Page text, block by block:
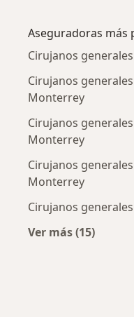
Aseguradoras más
Cirujanos
Cirujanos
Monterrey
Cirujanos
Monterrey
Cirujanos
Monterrey
Cirujanos
Ver más (15)